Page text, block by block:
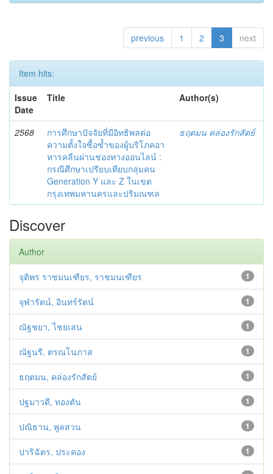
previous 1 2 3 next
Item hits:
Issue
Date
Title Author(s)
2568
การศึกษาปัจจัยที่มีอิทธิพลต่อ
ความตั้งใจซื้อซ้ำของผู้บริโภคอา
หารคลีนผ่านช่องทางออนไลน์ :
กรณีศึกษาเปรียบเทียบกลุ่มคน
Generation Y และ Z ในเขต
กรุงเทพมหานครและปริมณฑล
ธฤตมน คล่องรักสัตย์
Discover
Author
1
จุติพร ราชมนเฑียร, ราชมนเฑียร
1
จุฬารัตน์, อินทร์รัตน์
1
ณัฐชยา, ไชยเสน
1
ณัฐนรี, ตรณโนภาส
1
ธฤตมน, คล่องรักสัตย์
1
ปฐมาวดี, ทองตัน
1
ปณิธาน, พูลสวน
1
ปาริฉัตร, ประคอง